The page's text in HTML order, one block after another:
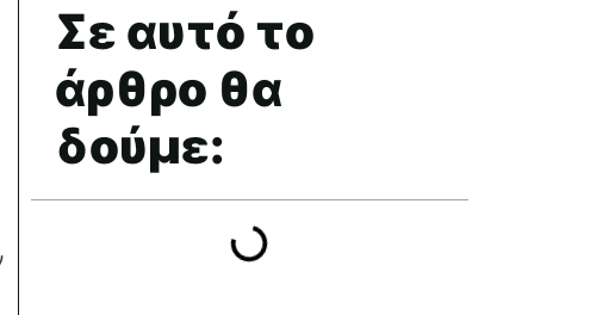
Σε αυτό το
άρθρο θα
δούμε: